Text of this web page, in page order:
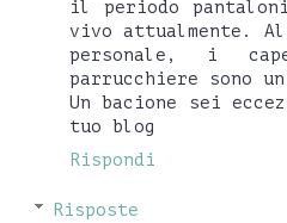
il periodo
vivo attualmente.
personale, i
parrucchiere sono un
Un bacione sei
tuo blog
Rispondi
Risposte